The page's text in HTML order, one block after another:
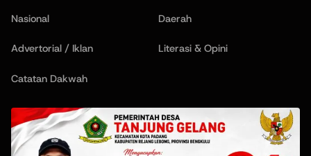
Nasional Daerah
Advertorial / Iklan Literasi & Opini
Catatan Dakwah